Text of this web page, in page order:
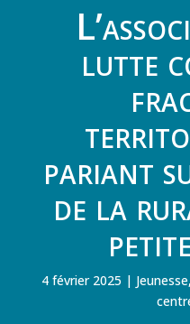
lutte
pariant
de la
4 février 2025 Jeunesse,